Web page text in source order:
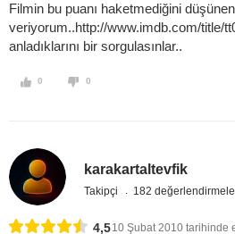
Filmin bu puanı haketmediğini
veriyorum..http://www.imdb.com/title/
anladıklarını bir sorgulasınlar..
0 0
karakartaltevfik
Takipçi 182
4,510 Şubat 2010 tarihinde